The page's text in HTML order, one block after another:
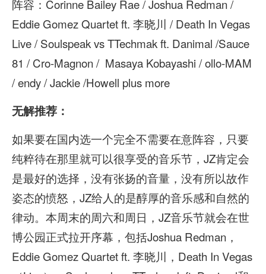
阵容：Corinne Bailey Rae / Joshua Redman /
Eddie Gomez Quartet ft. 李晓川 / Death In Vegas
Live / Soulspeak vs TTechmak ft. Danimal /Sauce
81 / Cro-Magnon / Masaya Kobayashi / ollo-MAM
/ endy / Jackie /Howell plus more
无解推荐：
如果要在国内选一个完全不需要在意阵容，只要
纯粹待在那里就可以很享受的音乐节，JZ肯定会
是最好的选择，没有张扬的音量，没有所以故作
姿态的愤怒，JZ给人的是醇厚的音乐感和自然的
律动。本周末的周六和周日，JZ音乐节就会在世
博公园正式拉开序幕，包括Joshua Redman，
Eddie Gomez Quartet ft. 李晓川，Death In Vegas